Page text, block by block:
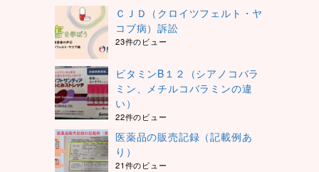
ＣＪＤ（クロイツフェルト・ヤ
コブ病）訴訟
23件のビュー
ビタミンB１２（シアノコバラ
ミン、メチルコバラミンの違
い）
22件のビュー
医薬品の販売記録（記載例あ
り）
21件のビュー